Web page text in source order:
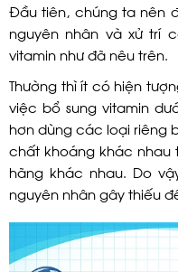
Đầu tiên, chúng ta nên
nguyên nhân và xử trí
vitamin như đã nêu trên.
Thường thì ít có hiện
việc bổ sung vitamin
hơn dùng các loại riêng
chất khoáng khác nhau
hãng khác nhau. Do
nguyên nhân gây thiếu